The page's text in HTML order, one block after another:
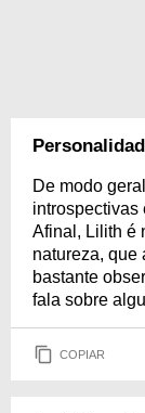
De modo
introspectivas
Afinal, Lilith é
natureza, que
bastante
fala sobre
COPIAR